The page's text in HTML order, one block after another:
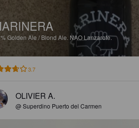
Golden Ale / Blond Ale. NAO Lanzarote.
3.7
OLIVIER A.
@ Superdino Puerto del Carmen